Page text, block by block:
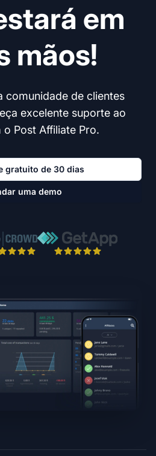
em
mãos!
comunidade de clientes
excelente suporte ao
Post Affiliate Pro.
gratuito de 30 dias
uma demo